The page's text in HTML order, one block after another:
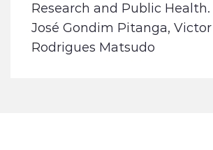
Research and Public Health.
José Gondim Pitanga,
Rodrigues Matsudo